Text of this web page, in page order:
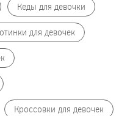
Кеды для девочки
для девочек
Кроссовки для девочек